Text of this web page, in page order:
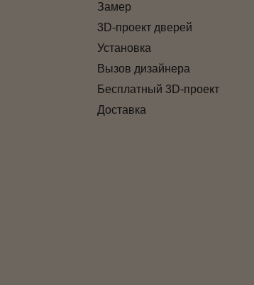
Замер
3D-проект дверей
Установка
Вызов дизайнера
Бесплатный 3D-проект
Доставка